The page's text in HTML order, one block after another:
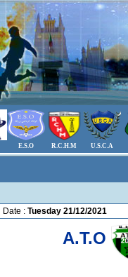
E.S.O R.C.H.M U.S.C.A
Date : Tuesday 21/12/2021
A.T.O